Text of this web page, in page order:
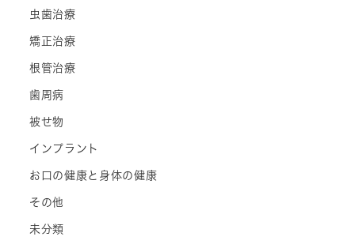
虫歯治療
矯正治療
根管治療
歯周病
被せ物
インプラント
お口の健康と身体の健康
その他
未分類